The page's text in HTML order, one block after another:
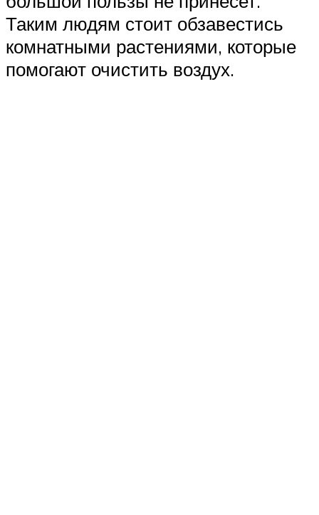
Таким людям стоит обзавестись
комнатными растениями, которые
помогают очистить воздух.